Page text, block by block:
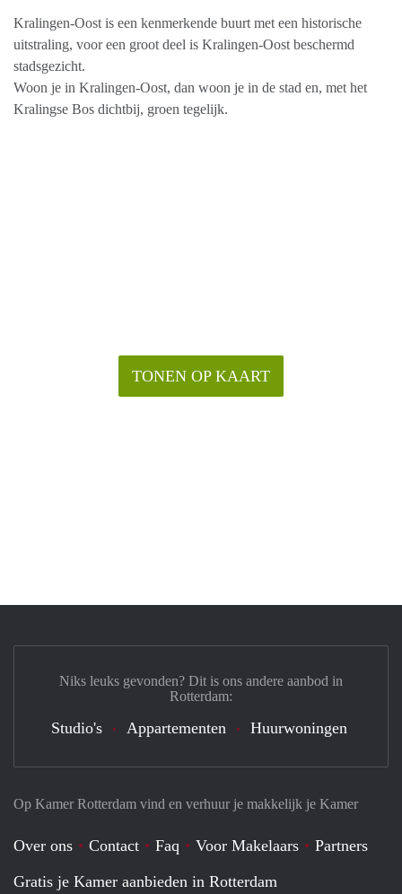
Kralingen-Oost is een kenmerkende buurt met een historische
uitstraling, voor een groot deel is Kralingen-Oost beschermd
stadsgezicht.
Woon je in Kralingen-Oost, dan woon je in de stad en, met het
Kralingse Bos dichtbij, groen tegelijk.
TONEN OP KAART
Op Kamer Rotterdam vind en verhuur je makkelijk je Kamer
Over ons Contact Faq Voor Makelaars
Partners
Gratis je Kamer aanbieden in Rotterdam
Niks leuks gevonden? Dit is ons andere aanbod in
Rotterdam:
Studio's Appartementen Huurwoningen